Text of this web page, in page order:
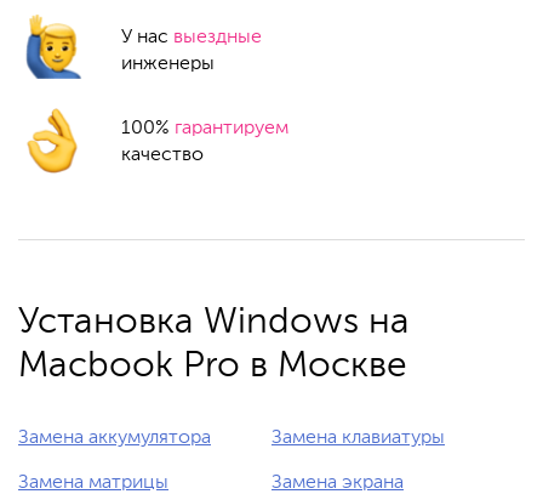
У нас выездные
инженеры
100% гарантируем
качество
Установка Windows на
Macbook Pro в Москве
Замена аккумулятора Замена клавиатуры
Замена матрицы Замена экрана